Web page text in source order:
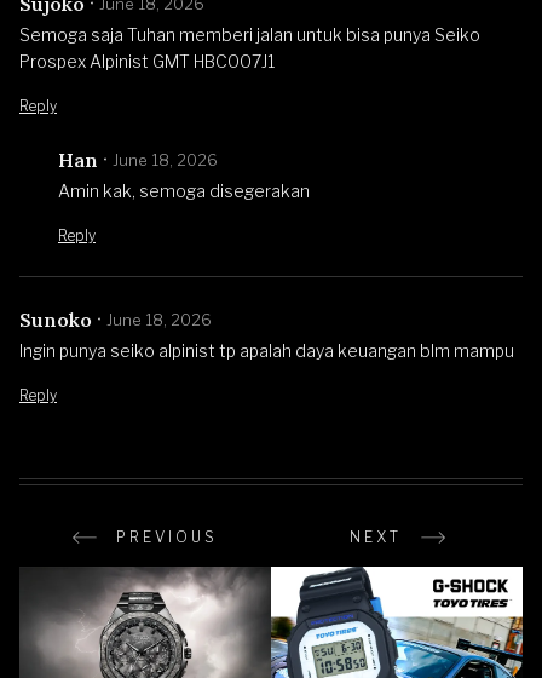
Semoga saja Tuhan memberi jalan untuk bisa punya Seiko
Prospex Alpinist GMT HBC007J1
Reply
Han June 18, 2026
Amin kak, semoga disegerakan
Reply
Sunoko June 18, 2026
Ingin punya seiko alpinist tp apalah daya keuangan blm mampu
Reply
PREVIOUS NEXT